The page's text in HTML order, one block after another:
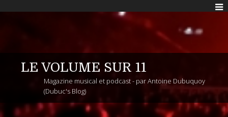
LE VOLUME SUR 11
Magazine musical et podcast - par Antoine Dubuquoy
(Dubuc's Blog)